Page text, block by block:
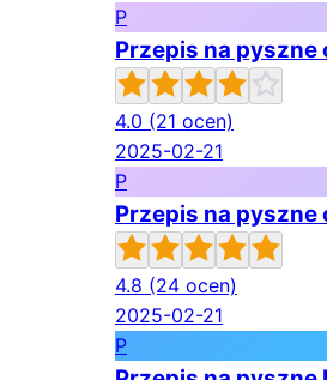
P
Przepis na pyszne
4.0 (21 ocen)
2025-02-21
P
Przepis na pyszne
4.8 (24 ocen)
2025-02-21
P